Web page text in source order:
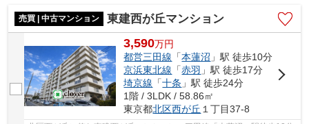
売買 | 中古マンション
東建西が丘マンション
3,590万円
都営三田線 「本蓮沼 」駅 徒歩10分
京浜東北線 「赤羽 」駅 徒歩17分
埼京線 「十条 」駅 徒歩24分
1階 / 3LDK / 58.86㎡
東京都北区西が丘 １丁目37-8